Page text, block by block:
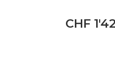
CHF